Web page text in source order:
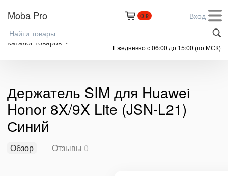
Moba Pro 0 ₽ Вход
Каталог товаров
+7 (999) 305-61-91
Ежедневно с 06:00 до 15:00 (по МСК)
Держатель SIM для Huawei
Honor 8X/9X Lite (JSN-L21)
Синий
Обзор Отзывы 0